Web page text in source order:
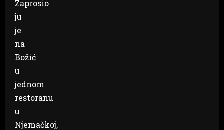
Zaprosio
ju
je
na
Božić
u
jednom
restoranu
u
Njemačkoj,